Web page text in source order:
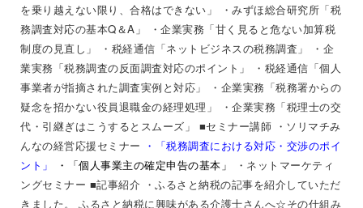
を乗り越えない限り、合格はできない」
・みずほ総合研究所「税
務調査対応の基本Q＆A」 ・企業実務「甘く見ると危ない加算税
制度の見直し」 ・税経通信「ネットビジネスの税務調査」 ・企
業実務「税務調査の反面調査対応のポイント」 ・税経通信「個人
事業者が指摘された調査実例と対応」 ・企業実務「税務署からの
疑念を招かない役員退職金の経理処理」 ・企業実務「税理士の交
代・引継ぎはこうするとスムーズ 」 ■セミナー講師 ・ソリマチみ
んなの経営応援セミナー ・
「税務調査における対応・交渉のポイ
ント」
・「個人事業主の確定申告の基本」
・ネットマーケティ
ングセミナー ■記事紹介 ・ふるさと納税の記事を紹介していただ
きました。 ふるさと納税に興味がある介護士さんへ☆その仕組み